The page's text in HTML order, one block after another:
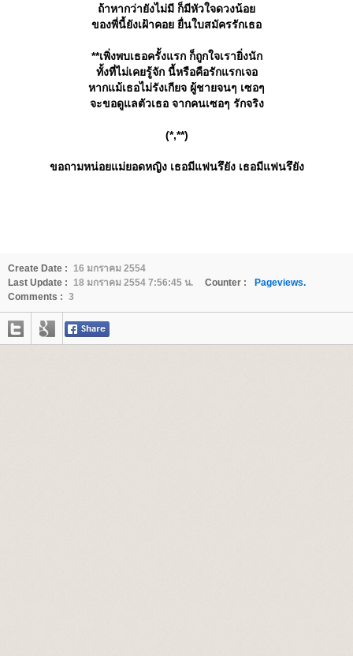
ถ้าหากว่ายังไม่มี ก็มีหัวใจดวงน้อ
ของพี่นี้ยังเฝ้าคอย ยื่นใบสมัครรักเธอ
**เพิ่งพบเธอครั้งแรก ก็ถูกใจเรายิ่งนัก
ทั้งที่ไม่เคยรู้จัก นี้หรือคือรักแรกเจอ
หากแม้เธอไม่รังเกียจ ผู้ชายจนๆ เซอๆ
จะขอดูแลตัวเธอ จากคนเซอๆ รักจริง
(*,**)
ขอถามหน่อยแม่ยอดหญิง เธอมีแฟนรึยัง เธอมีแฟนรึยัง
Create Date : 16 มกราคม 2554
Last Update : 18 มกราคม 2554 7:56:45 น. Counter :
Pageviews.
Comments : 3